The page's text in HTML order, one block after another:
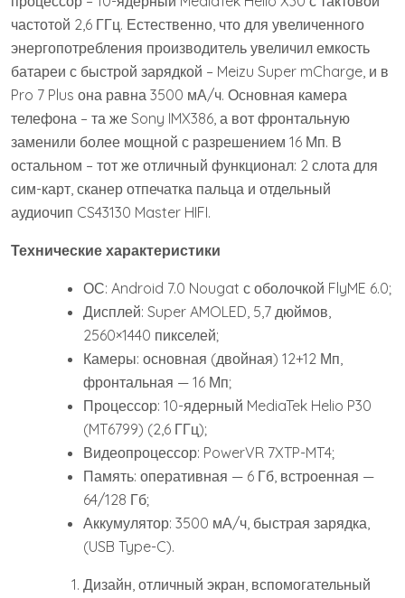
частотой 2,6 ГГц. Естественно, что для увеличенного
энергопотребления производитель увеличил емкость
батареи с быстрой зарядкой – Meizu Super mCharge, и в
Pro 7 Plus она равна 3500 мА/ч. Основная камера
телефона – та же Sony IMX386, а вот фронтальную
заменили более мощной с разрешением 16 Мп. В
остальном – тот же отличный функционал: 2 слота для
сим-карт, сканер отпечатка пальца и отдельный
аудиочип CS43130 Master HIFI.
Технические характеристики
ОС: Android 7.0 Nougat с оболочкой FlyME 6.0;
Дисплей: Super AMOLED, 5,7 дюймов,
2560×1440 пикселей;
Камеры: основная (двойная) 12+12 Мп,
фронтальная — 16 Мп;
Процессор: 10-ядерный MediaTek Helio P30
(MT6799) (2,6 ГГц);
Видеопроцессор: PowerVR 7XTP-MT4;
Память: оперативная — 6 Гб, встроенная —
64/128 Гб;
Аккумулятор: 3500 мА/ч, быстрая зарядка,
(USB Type-C).
Дизайн, отличный экран, вспомогательный